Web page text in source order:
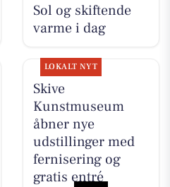
Sol og skiftende
varme i dag
LOKALT NYT
Skive
Kunstmuseum
åbner nye
udstillinger med
fernisering og
gratis entré